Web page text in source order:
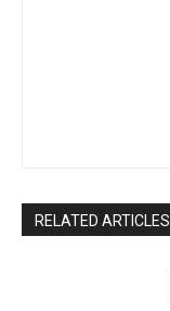
RELATED ARTICLES